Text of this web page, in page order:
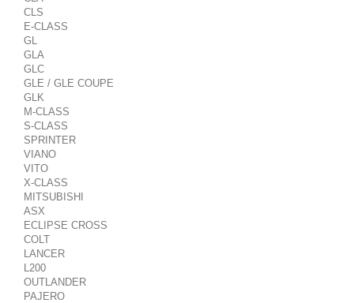
CLS
E-CLASS
GL
GLA
GLC
GLE / GLE COUPE
GLK
M-CLASS
S-CLASS
SPRINTER
VIANO
VITO
X-CLASS
MITSUBISHI
ASX
ECLIPSE CROSS
COLT
LANCER
L200
OUTLANDER
PAJERO